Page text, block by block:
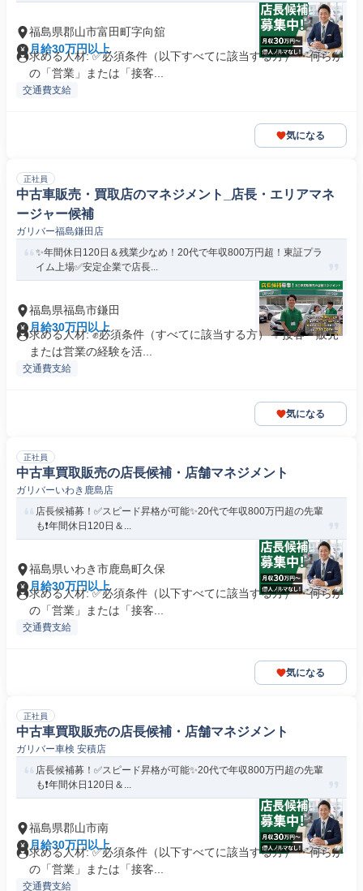
福島県郡山市富田町字向舘
月給30万円以上
求める人材: ✅必須条件（以下すべてに該当する方） ・何らか
の「営業」または「接客...
交通費支給
気になる
正社員
中古車販売・買取店のマネジメント_店長・エリアマネ
ージャー候補
ガリバー福島鎌田店
✨年間休日120日＆残業少なめ！20代で年収800万円超！東証プラ
イム上場✅安定企業で店長...
福島県福島市鎌田
月給30万円以上
求める人材: ✊️必須条件（すべてに該当する方） ✨接客・販売
または営業の経験を活...
交通費支給
気になる
正社員
中古車買取販売の店長候補・店舗マネジメント
ガリバーいわき鹿島店
店長候補募！✅️スピード昇格が可能✨20代で年収800万円超の先輩
も❗️年間休日120日＆...
福島県いわき市鹿島町久保
月給30万円以上
求める人材: ✅必須条件（以下すべてに該当する方） ・何らか
の「営業」または「接客...
交通費支給
気になる
正社員
中古車買取販売の店長候補・店舗マネジメント
ガリバー車検 安積店
店長候補募！✅️スピード昇格が可能✨20代で年収800万円超の先輩
も❗️年間休日120日＆...
福島県郡山市南
月給30万円以上
求める人材: ✅必須条件（以下すべてに該当する方） ・何らか
の「営業」または「接客...
交通費支給